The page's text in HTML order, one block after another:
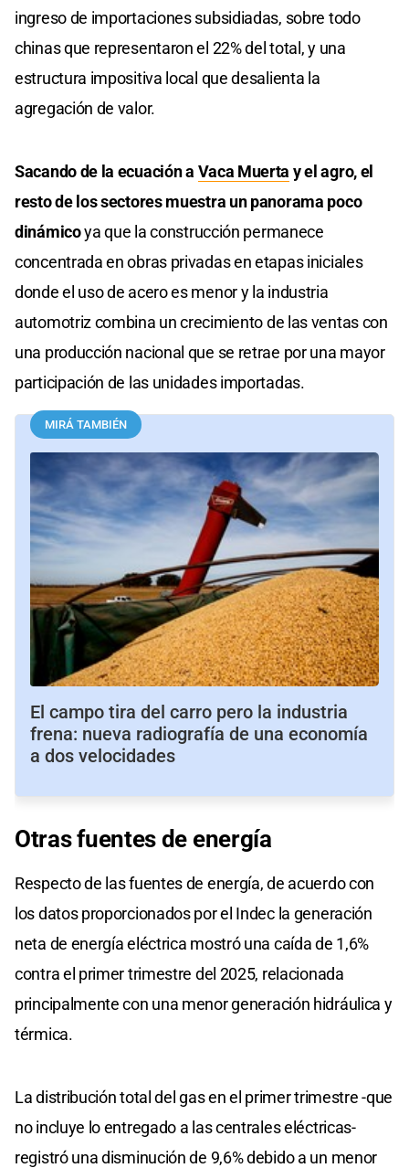
ingreso de importaciones subsidiadas, sobre todo
chinas que representaron el 22% del total, y una
estructura impositiva local que desalienta la
agregación de valor.
Sacando de la ecuación a Vaca Muerta y el agro, el
resto de los sectores muestra un panorama poco
dinámicoya que la construcción permanece
concentrada en obras privadas en etapas iniciales
donde el uso de acero es menor y la industria
automotriz combina un crecimiento de las ventas con
una producción nacional que se retrae por una mayor
participación de las unidades importadas.
MIRÁ TAMBIÉN
El campo tira del carro pero la industria
frena: nueva radiografía de una economía
a dos velocidades
Otras fuentes de energía
Respecto de las fuentes de energía, de acuerdo con
los datos proporcionados por el Indec la generación
neta de energía eléctrica mostró una caída de 1,6%
contra el primer trimestre del 2025, relacionada
principalmente con una menor generación hidráulica y
térmica.
La distribución total del gas en el primer trimestre -que
no incluye lo entregado a las centrales eléctricas-
registró una disminución de 9,6% debido a un menor